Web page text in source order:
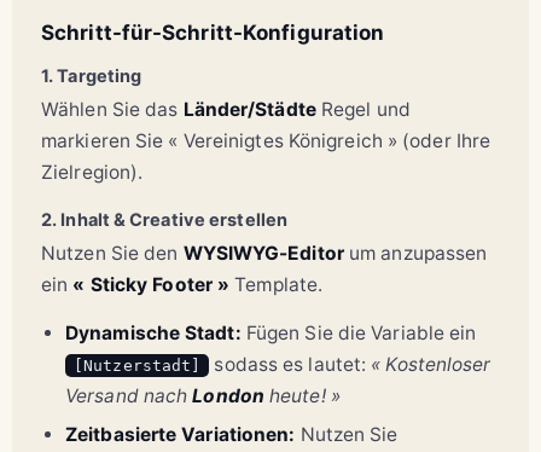
Schritt-für-Schritt-Konfiguration
1. Targeting
Wählen Sie das Länder/StädteRegel und
markieren Sie « Vereinigtes Königreich » (oder Ihre
Zielregion).
2. Inhalt & Creative erstellen
Nutzen Sie den WYSIWYG-Editorum anzupassen
ein « Sticky Footer » Template.
Dynamische Stadt: Fügen Sie die Variable ein
[Nutzerstadt] sodass es lautet: « Kostenloser
Versand nachLondon heute! »
Zeitbasierte Variationen: Nutzen Sie